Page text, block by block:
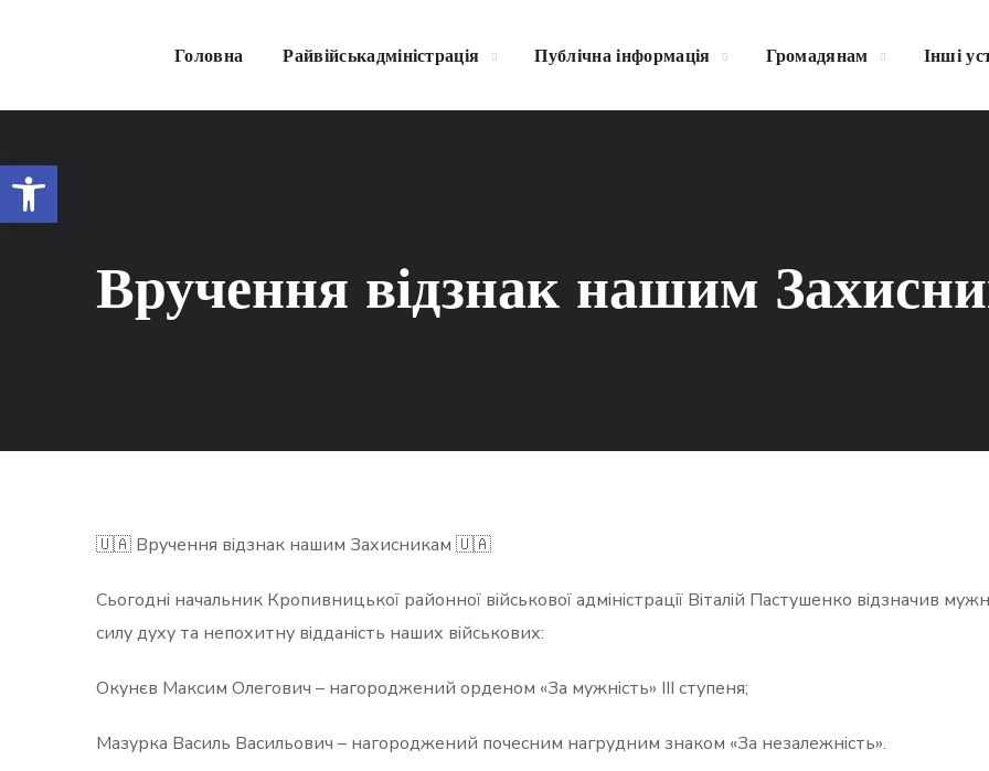
Головна Райвійськадміністрація Публічна інформація Громадянам Інші
Вручення відзнак нашим
🇺🇦 Вручення відзнак нашим Захисникам 🇺🇦
Сьогодні начальник Кропивницької районної військової адміністрації Віталій Пастушенко відзначив
силу духу та непохитну відданість наших військових:
Окунєв Максим Олегович – нагороджений орденом «За мужність» ІІІ ступеня;
Мазурка Василь Васильович – нагороджений почесним нагрудним знаком «За незалежність».
Відкрити Панель інструментів